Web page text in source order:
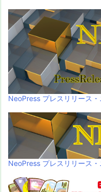
NeoPress プレスリリース
NeoPress プレスリリース